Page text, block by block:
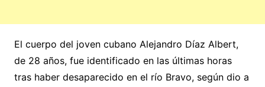
El cuerpo del joven cubano Alejandro Díaz Albert,
de 28 años, fue identificado en las últimas horas
tras haber desaparecido en el río Bravo, según dio a